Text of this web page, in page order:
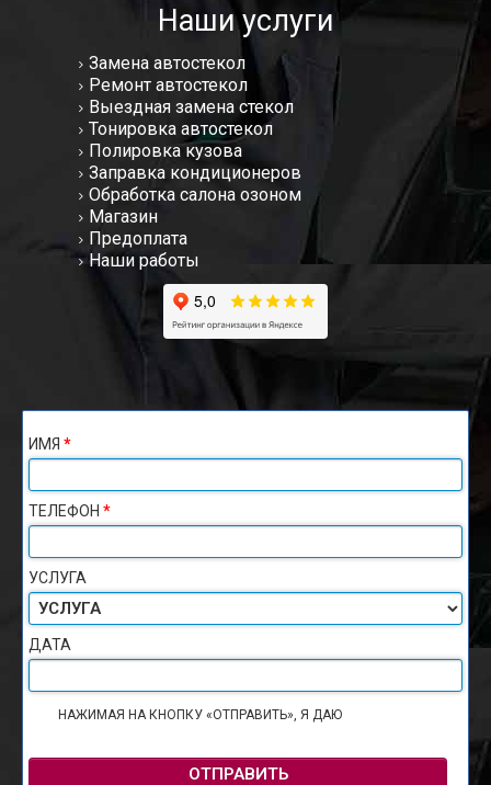
Наши услуги
Замена автостекол
Ремонт автостекол
Выездная замена стекол
Тонировка автостекол
Полировка кузова
Заправка кондиционеров
Обработка салона озоном
Магазин
Предоплата
Наши работы
ИМЯ *
ТЕЛЕФОН *
УСЛУГА
ДАТА
НАЖИМАЯ НА КНОПКУ «ОТПРАВИТЬ», Я ДАЮ
ОТПРАВИТЬ